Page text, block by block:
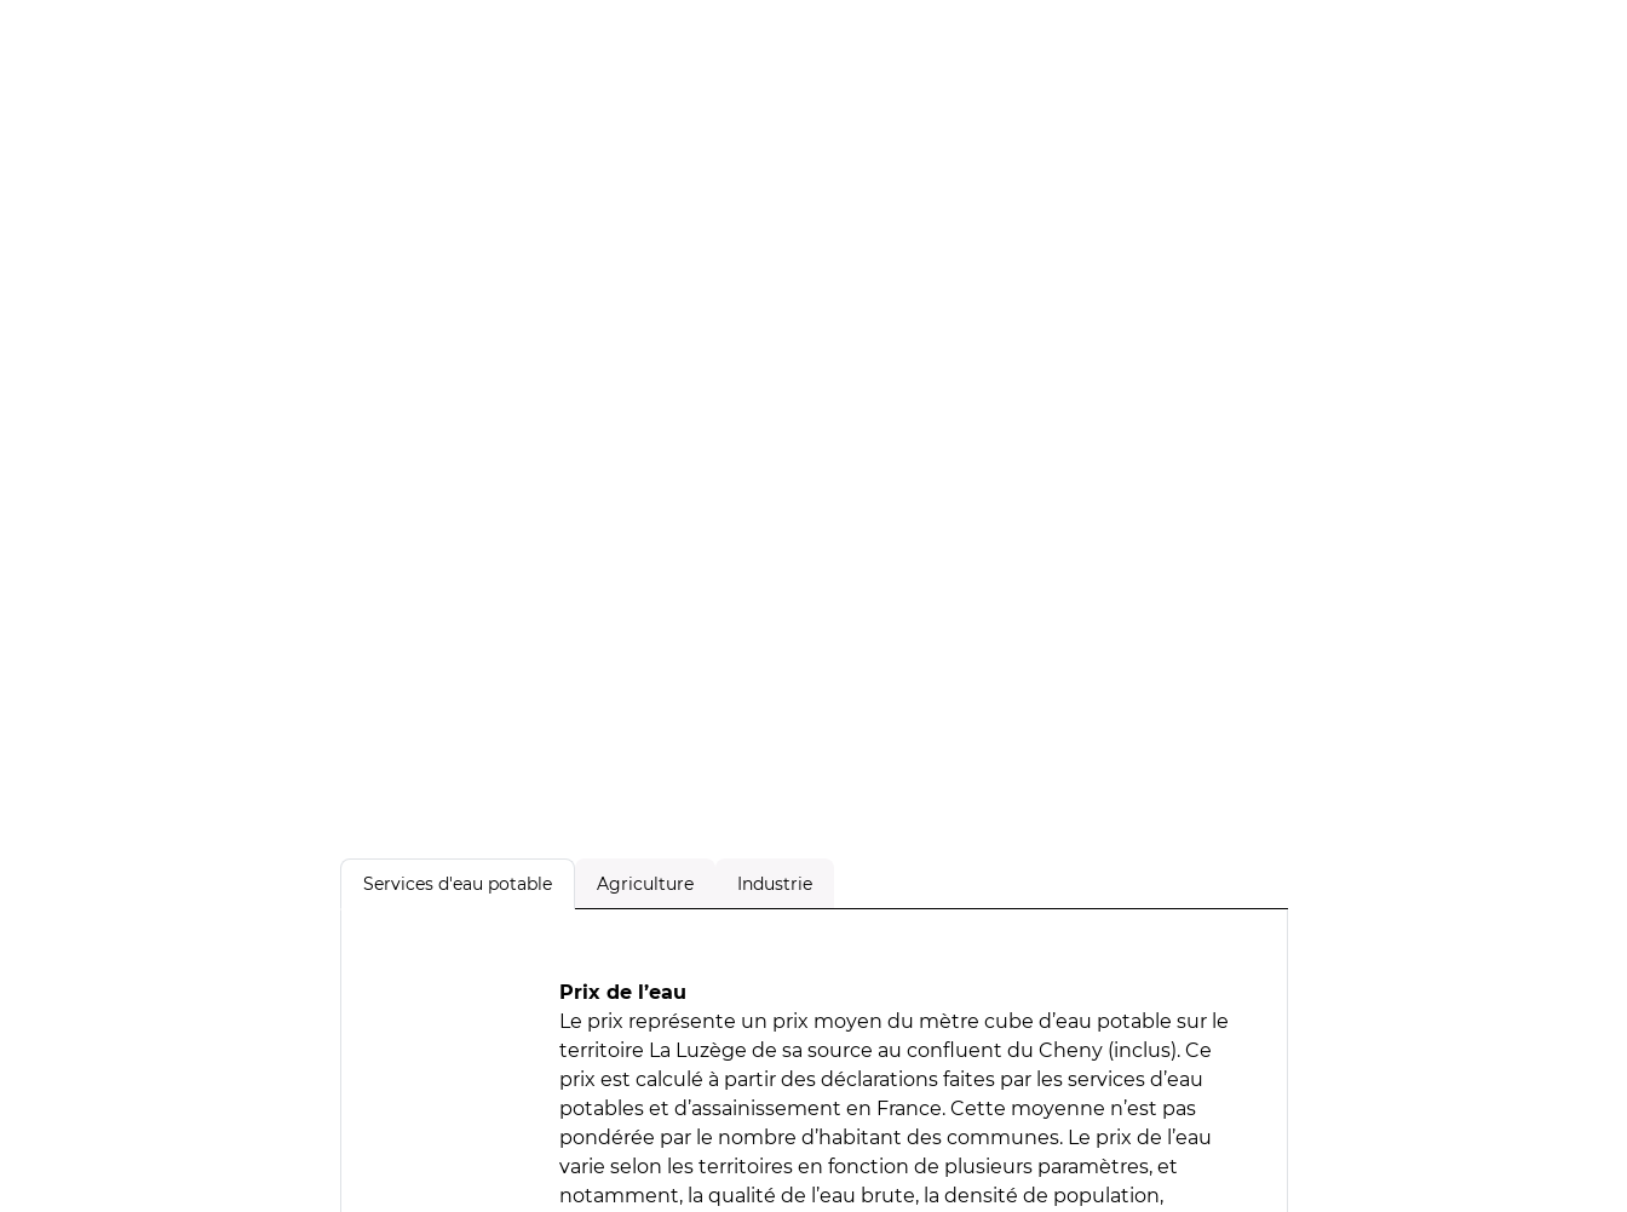
Services d'eau potable Agriculture Industrie
Prix de l’eau
Le prix représente un prix moyen du mètre cube d’eau potable sur le
territoire La Luzège de sa source au confluent du Cheny (inclus). Ce
prix est calculé à partir des déclarations faites par les services d’eau
potables et d’assainissement en France. Cette moyenne n’est pas
pondérée par le nombre d’habitant des communes. Le prix de l’eau
varie selon les territoires en fonction de plusieurs paramètres, et
notamment, la qualité de l’eau brute, la densité de population,